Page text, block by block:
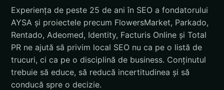
Experiența de peste 25 de ani în SEO a fondatorului
AYSA și proiectele precum FlowersMarket, Parkado,
Rentado, Adeomed, Identity, Facturis Online și Total
PR ne ajută să privim local SEO nu ca pe o listă de
trucuri, ci ca pe o disciplină de business. Conținutul
trebuie să educe, să reducă incertitudinea și să
conducă spre o decizie.